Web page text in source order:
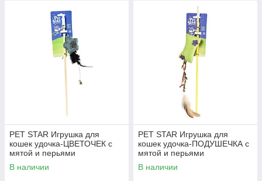
PET STAR Игрушка для
кошек удочка-ЦВЕТОЧЕК с
мятой и перьями
В наличии
PET STAR Игрушка для
кошек удочка-ПОДУШЕЧКА с
мятой и перьями
В наличии